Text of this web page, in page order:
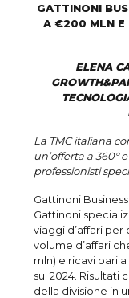
GATTINONI
A €200 MLN E
ELENA
La TMC italiana
un’offerta a 360°
professionisti
Gattinoni
Gattinoni
viaggi d’affari per
volume d’affari
mln) e ricavi pari
sul 2024. Risultati
della divisione in